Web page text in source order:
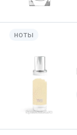
ноты